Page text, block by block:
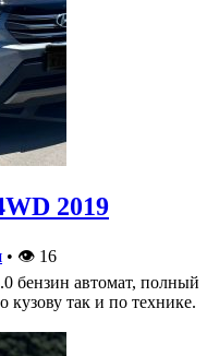
2019
• 👁 16
бензин автомат, полный
кузову так и по технике.